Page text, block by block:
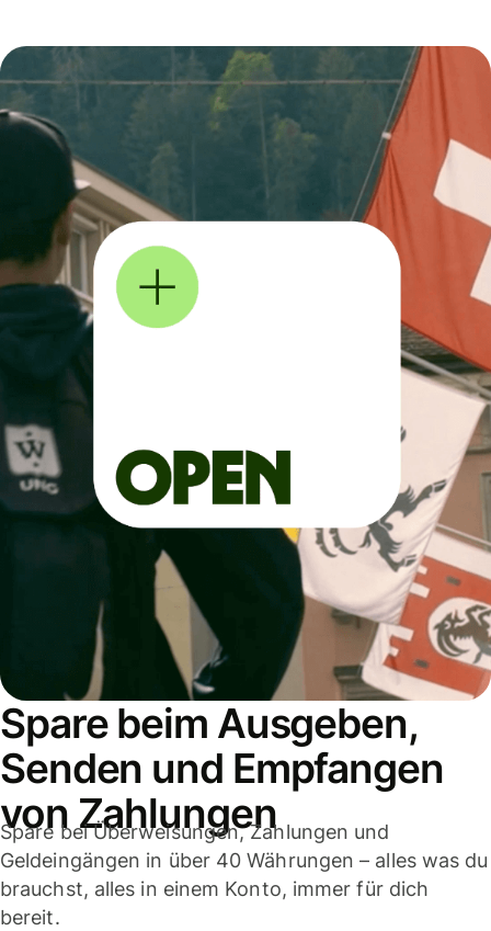
Spare beim Ausgeben,
Senden und Empfangen
von Zahlungen
Spare bei Überweisungen, Zahlungen und
Geldeingängen in über 40 Währungen – alles was du
brauchst, alles in einem Konto, immer für dich
bereit.